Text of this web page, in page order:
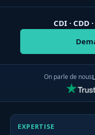
CDI · CDD
On parle de nous
EXPERTISE